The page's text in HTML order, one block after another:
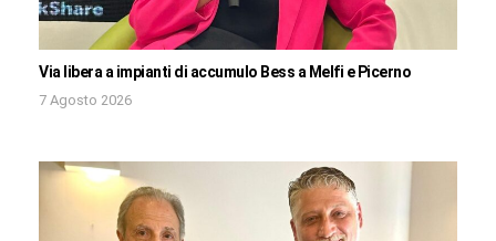
Via libera a impianti di accumulo Bess a Melfi e Picerno
7 Agosto 2026